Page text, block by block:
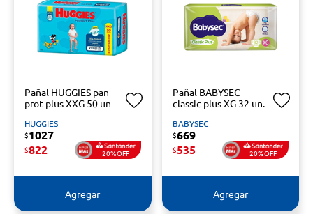
Pañal HUGGIES pan
prot plus XXG 50 un
HUGGIES
$1027
$822 20%OFF
Agregar
Pañal BABYSEC
classic plus XG 32 un.
BABYSEC
$669
$535 20%OFF
Agregar